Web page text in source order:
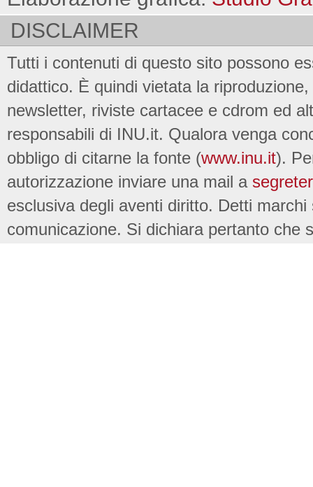
DISCLAIMER
Tutti i contenuti di questo sito possono
didattico. È quindi vietata la
newsletter, riviste cartacee e cdrom ed
responsabili di INU.it. Qualora venga
obbligo di citarne la fonte (www.inu.it).
autorizzazione inviare una mail a
esclusiva degli aventi diritto. Detti
comunicazione. Si dichiara pertanto che